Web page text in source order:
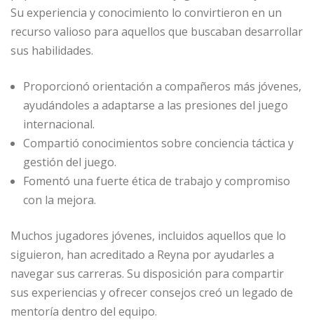
Su experiencia y conocimiento lo convirtieron en un
recurso valioso para aquellos que buscaban desarrollar
sus habilidades.
Proporcionó orientación a compañeros más jóvenes,
ayudándoles a adaptarse a las presiones del juego
internacional.
Compartió conocimientos sobre conciencia táctica y
gestión del juego.
Fomentó una fuerte ética de trabajo y compromiso
con la mejora.
Muchos jugadores jóvenes, incluidos aquellos que lo
siguieron, han acreditado a Reyna por ayudarles a
navegar sus carreras. Su disposición para compartir
sus experiencias y ofrecer consejos creó un legado de
mentoría dentro del equipo.